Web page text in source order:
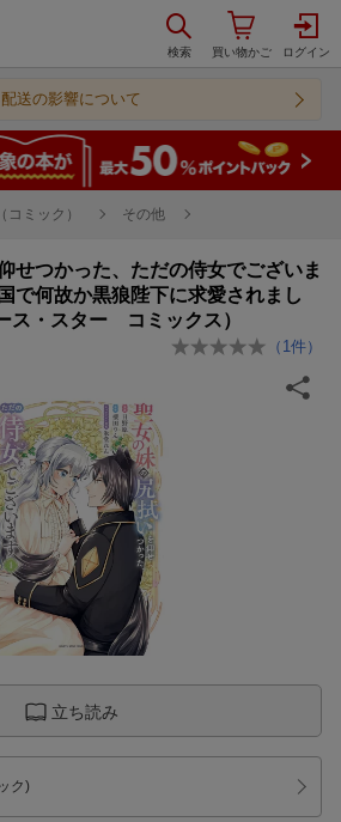
送の影響について
コミック） その他
せつかった、ただの侍女でございま
何故か黒狼陛下に求愛されまし
ス・スター コミックス）
（ 1 件）
立ち読み
ク)